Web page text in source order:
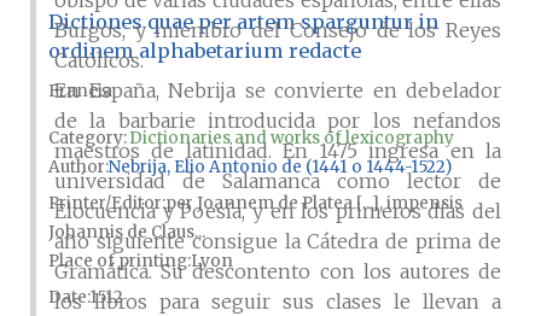
Burgos, y miembro del Consejo de los Reyes
Católicos.
En España, Nebrija se convierte en debelador
de la barbarie introducida por los nefandos
maestros de latinidad. En 1475 ingresa en la
universidad de Salamanca como lector de
Elocuencia y Poesía, y en los primeros días del
año siguiente consigue la Cátedra de prima de
Gramática. Su descontento con los autores de
los libros para seguir sus clases le llevan a
Dictiones quae per artem sparguntur in
ordinem alphabetarium redacte
Francia
Category:Dictionaries and works of lexicography
Author Nebrija, Elio Antonio de (1441 o 1444-1522)
Printer/Editor per Joannem de Platea [...], impensis
Johannis de Claus...
Place of printingLyon
Date1512